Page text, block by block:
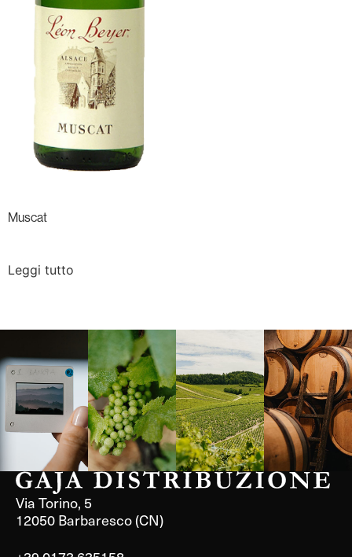
Muscat
Leggi tutto
Borgogna,
Francia
Borgogna,
Francia
Instagram
Via Torino, 5
12050 Barbaresco (CN)